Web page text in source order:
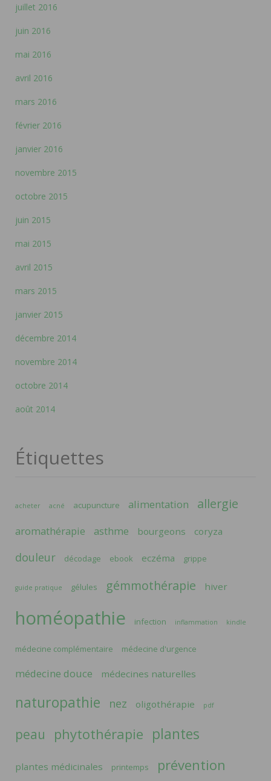
juillet 2016
juin 2016
mai 2016
avril 2016
mars 2016
février 2016
janvier 2016
novembre 2015
octobre 2015
juin 2015
mai 2015
avril 2015
mars 2015
janvier 2015
décembre 2014
novembre 2014
octobre 2014
août 2014
Étiquettes
acheter acné acupuncture alimentation allergie
aromathérapie asthme bourgeons coryza
douleur décodage ebook eczéma grippe
guide pratique gélules gémmothérapie hiver
homéopathie infection inflammation kindle
médecine complémentaire médecine d'urgence
médecine douce médecines naturelles
naturopathie nez oligothérapie pdf
peau phytothérapie plantes
plantes médicinales printemps prévention